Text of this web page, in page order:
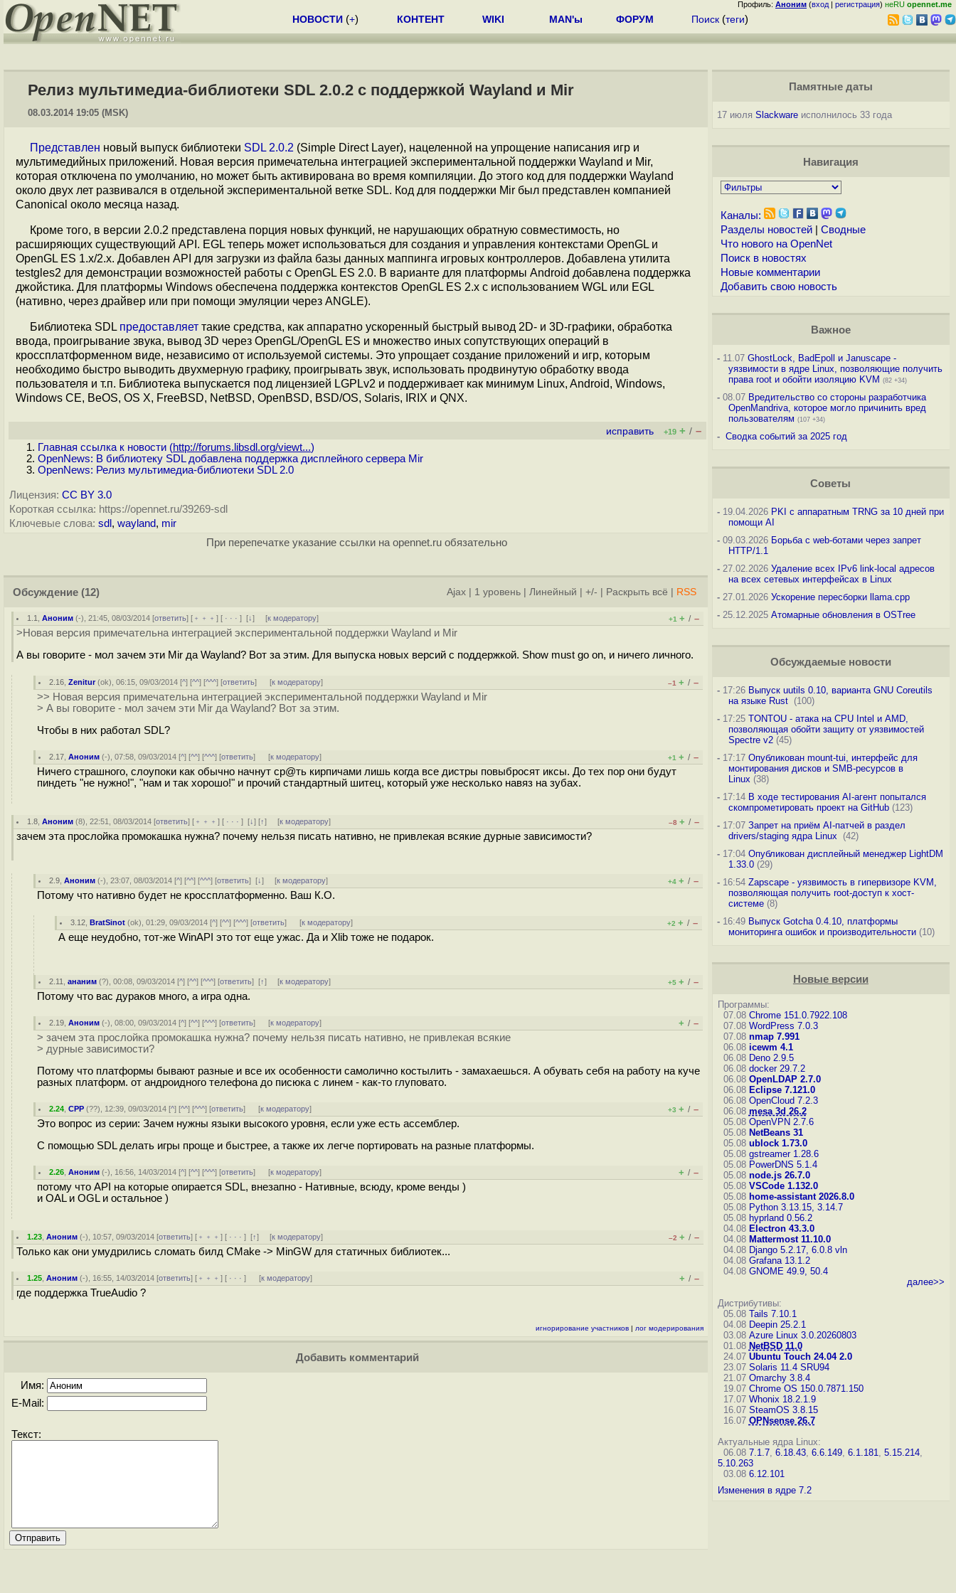
Профиль: Аноним (вход | регистрация) неRU opennet.me
НОВОСТИ (+) КОНТЕНТ WIKI MAN'ы ФОРУМ Поиск (теги)
Релиз мультимедиа-библиотеки SDL 2.0.2 с поддержкой Wayland и Mir
08.03.2014 19:05 (MSK)
Представлен новый выпуск библиотеки SDL 2.0.2 (Simple Direct Layer), нацеленной на упрощение написания игр и
мультимедийных приложений. Новая версия примечательна интеграцией экспериментальной поддержки Wayland и Mir,
которая отключена по умолчанию, но может быть активирована во время компиляции. До этого код для поддержки Wayland
около двух лет развивался в отдельной экспериментальной ветке SDL. Код для поддержки Mir был представлен компанией
Canonical около месяца назад.
Кроме того, в версии 2.0.2 представлена порция новых функций, не нарушающих обратную совместимость, но
расширяющих существующий API. EGL теперь может использоваться для создания и управления контекстами OpenGL и
OpenGL ES 1.x/2.x. Добавлен API для загрузки из файла базы данных маппинга игровых контроллеров. Добавлена утилита
testgles2 для демонстрации возможностей работы с OpenGL ES 2.0. В варианте для платформы Android добавлена поддержка
джойстика. Для платформы Windows обеспечена поддержка контекстов OpenGL ES 2.x с использованием WGL или EGL
(нативно, через драйвер или при помощи эмуляции через ANGLE).
Библиотека SDL предоставляет такие средства, как аппаратно ускоренный быстрый вывод 2D- и 3D-графики, обработка
ввода, проигрывание звука, вывод 3D через OpenGL/OpenGL ES и множество иных сопутствующих операций в
кроссплатформенном виде, независимо от используемой системы. Это упрощает создание приложений и игр, которым
необходимо быстро выводить двухмерную графику, проигрывать звук, использовать продвинутую обработку ввода
пользователя и т.п. Библиотека выпускается под лицензией LGPLv2 и поддерживает как минимум Linux, Android, Windows,
Windows CE, BeOS, OS X, FreeBSD, NetBSD, OpenBSD, BSD/OS, Solaris, IRIX и QNX.
исправить +19 + / –
Главная ссылка к новости (http://forums.libsdl.org/viewt...)
OpenNews: В библиотеку SDL добавлена поддержка дисплейного сервера Mir
OpenNews: Релиз мультимедиа-библиотеки SDL 2.0
Лицензия: CC BY 3.0
Короткая ссылка: https://opennet.ru/39269-sdl
Ключевые слова: sdl , wayland, mir
При перепечатке указание ссылки на opennet.ru обязательно
Обсуждение (12) Ajax 1 уровень Линейный +/- Раскрыть всё RSS
1.1 ,Аноним (-), 21:45, 08/03/2014 [ответить] [ ﹢﹢﹢] [ · · ·][↓] [к модератору] +1 + / –
>Новая версия примечательна интеграцией экспериментальной поддержки Wayland и Mir
А вы говорите - мол зачем эти Mir да Wayland? Вот за этим. Для выпуска новых версий с поддержкой. Show must go on, и ничего личного.
2.16 ,Zenitur(ok), 06:15, 09/03/2014 [^] [^^] [^^^] [ответить] [к модератору] –1 + / –
>> Новая версия примечательна интеграцией экспериментальной поддержки Wayland и Mir
> А вы говорите - мол зачем эти Mir да Wayland? Вот за этим.
Чтобы в них работал SDL?
2.17 ,Аноним (-), 07:58, 09/03/2014 [^] [^^] [^^^] [ответить] [к модератору] +1 + / –
Ничего страшного, слоупоки как обычно начнут сp@ть кирпичами лишь когда все дистры повыбросят иксы. До тех пор они будут
пиндеть "не нужно!", "нам и так хорошо!" и прочий стандартный шитец, который уже несколько навяз на зубах.
1.8 ,Аноним (8), 22:51, 08/03/2014 [ответить] [ ﹢﹢﹢] [ · · ·][↓] [↑] [к модератору] –8 + / –
зачем эта прослойка промокашка нужна? почему нельзя писать нативно, не привлекая всякие дурные зависимости?
2.9 ,Аноним (-), 23:07, 08/03/2014 [^] [^^] [^^^] [ответить][↓] [к модератору] +4 + / –
Потому что нативно будет не кроссплатформенно. Ваш К.О.
3.12 ,BratSinot (ok), 01:29, 09/03/2014 [^] [^^] [^^^] [ответить] [к модератору] +2 + / –
А еще неудобно, тот-же WinAPI это тот еще ужас. Да и Xlib тоже не подарок.
2.11 ,ананим (?), 00:08, 09/03/2014 [^] [^^] [^^^] [ответить][↑] [к модератору] +5 + / –
Потому что вас дураков много, а игра одна.
2.19 ,Аноним (-), 08:00, 09/03/2014 [^] [^^] [^^^] [ответить] [к модератору] + / –
> зачем эта прослойка промокашка нужна? почему нельзя писать нативно, не привлекая всякие
> дурные зависимости?
Потому что платформы бывают разные и все их особенности самолично костылить - замахаешься. А обувать себя на работу на куче
разных платформ. от андроидного телефона до писюка с линем - как-то глуповато.
2.24 ,CPP (??), 12:39, 09/03/2014 [^] [^^] [^^^] [ответить] [к модератору] +3 + / –
Это вопрос из серии: Зачем нужны языки высокого уровня, если уже есть ассемблер.
С помощью SDL делать игры проще и быстрее, а также их легче портировать на разные платформы.
2.26 ,Аноним (-), 16:56, 14/03/2014 [^] [^^] [^^^] [ответить] [к модератору] + / –
потому что API на которые опирается SDL, внезапно - Нативные, всюду, кроме венды )
и OAL и OGL и остальное )
1.23 ,Аноним (-), 10:57, 09/03/2014 [ответить] [ ﹢﹢﹢] [ · · ·][↑] [к модератору] –2 + / –
Только как они умудрились сломать билд CMake -> MinGW для статичных библиотек...
1.25 ,Аноним (-), 16:55, 14/03/2014 [ответить] [ ﹢﹢﹢] [ · · ·] [к модератору] + / –
где поддержка TrueAudio ?
игнорирование участников | лог модерирования
Добавить комментарий
Имя:
E-Mail:
Текст:
Памятные даты
17 июля Slackwareисполнилось 33 года
Навигация
Каналы:
Разделы новостей| Сводные
Что нового на OpenNet
Поиск в новостях
Новые комментарии
Добавить свою новость
Важное
-11.07 GhostLock, BadEpoll и Januscape -
уязвимости в ядре Linux, позволяющие получить
права root и обойти изоляцию KVM (82 +34)
-08.07 Вредительство со стороны разработчика
OpenMandriva, которое могло причинить вред
пользователям (107 +34)
- Сводка событий за 2025 год
Советы
-19.04.2026 PKI с аппаратным TRNG за 10 дней при
помощи AI
-09.03.2026 Борьба с web-ботами через запрет
HTTP/1.1
-27.02.2026 Удаление всех IPv6 link-local адресов
на всех сетевых интерфейсах в Linux
-27.01.2026 Ускорение пересборки llama.cpp
-25.12.2025 Атомарные обновления в OSTree
Обсуждаемые новости
-17:26 Выпуск uutils 0.10, варианта GNU Coreutils
на языке Rust (100)
-17:25 TONTOU - атака на CPU Intel и AMD,
позволяющая обойти защиту от уязвимостей
Spectre v2(45)
-17:17 Опубликован mount-tui, интерфейс для
монтирования дисков и SMB-ресурсов в
Linux (38)
-17:14 В ходе тестирования AI-агент попытался
скомпрометировать проект на GitHub(123)
-17:07 Запрет на приём AI-патчей в раздел
drivers/staging ядра Linux
(42)
-17:04 Опубликован дисплейный менеджер LightDM
1.33.0(29)
-16:54 Zapscape - уязвимость в гипервизоре KVM,
позволяющая получить root-доступ к хост-
системе(8)
-16:49 Выпуск Gotcha 0.4.10, платформы
мониторинга ошибок и производительности(10)
Новые версии
Программы:
07.08 Chrome 151.0.7922.108
07.08 WordPress 7.0.3
07.08 nmap 7.991
06.08 icewm 4.1
06.08 Deno 2.9.5
06.08 docker 29.7.2
06.08 OpenLDAP 2.7.0
06.08 Eclipse 7.121.0
06.08 OpenCloud 7.2.3
06.08 mesa 3d 26.2
05.08 OpenVPN 2.7.6
05.08 NetBeans 31
05.08 ublock 1.73.0
05.08 gstreamer 1.28.6
05.08 PowerDNS 5.1.4
05.08 node.js 26.7.0
05.08 VSCode 1.132.0
05.08 home-assistant 2026.8.0
05.08 Python 3.13.15, 3.14.7
05.08 hyprland 0.56.2
04.08 Electron 43.3.0
04.08 Mattermost 11.10.0
04.08 Django 5.2.17, 6.0.8 vln
04.08 Grafana 13.1.2
04.08 GNOME 49.9, 50.4
далее>>
Дистрибутивы:
05.08 Tails 7.10.1
04.08 Deepin 25.2.1
03.08 Azure Linux 3.0.20260803
01.08 NetBSD 11.0
24.07 Ubuntu Touch 24.04 2.0
23.07 Solaris 11.4 SRU94
21.07 Omarchy 3.8.4
19.07 Chrome OS 150.0.7871.150
17.07 Whonix 18.2.1.9
16.07 SteamOS 3.8.15
16.07 OPNsense 26.7
Актуальные ядра Linux:
06.08 7.1.7, 6.18.43, 6.6.149, 6.1.181, 5.15.214,
5.10.263
03.08 6.12.101
Изменения в ядре 7.2